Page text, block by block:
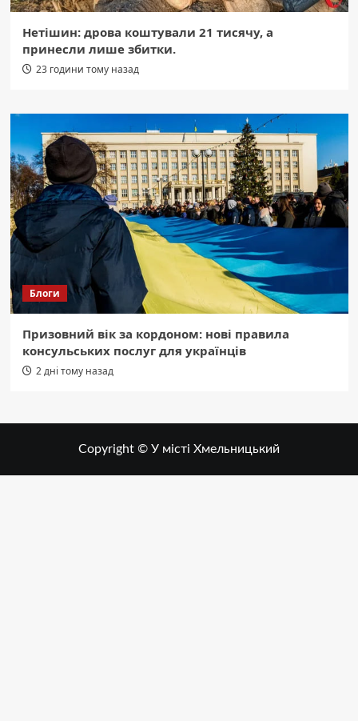
Нетішин: дрова коштували 21 тисячу, а
принесли лише збитки.
23 години тому назад
Блоги
Призовний вік за кордоном: нові правила
консульських послуг для українців
2 дні тому назад
Copyright © У місті Хмельницький